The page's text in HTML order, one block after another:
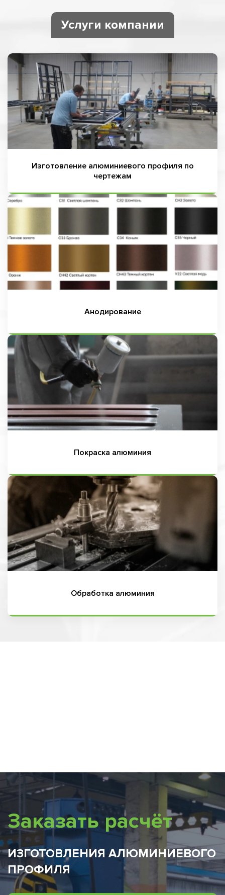
Услуги компании
Изготовление алюминиевого профиля по
чертежам
Анодирование
Покраска алюминия
Обработка алюминия
Заказать расчёт
ИЗГОТОВЛЕНИЯ АЛЮМИНИЕВОГО
ПРОФИЛЯ